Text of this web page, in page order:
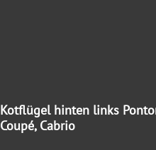
Kotflügel hinten links
Coupé, Cabrio